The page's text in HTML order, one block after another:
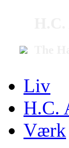
Liv
H.C.
Værk